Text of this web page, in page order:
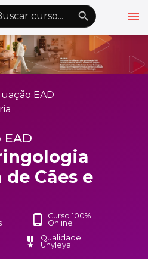
menu
nights_stay wb_sunny
keyboard_arrow_down
EAD
EAD
Cães e
phone_android
Curso 100%
Online
military_tech
Qualidade
Unyleya